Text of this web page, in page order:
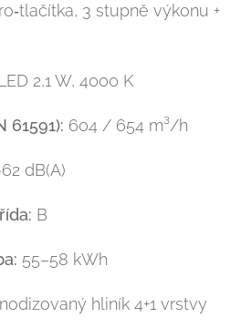
3 stupně výkonu +
2,1 W, 4000 K
61591): 604 / 654 m³/h
dB(A)
B
55–58 kWh
hliník 4+1 vrstvy